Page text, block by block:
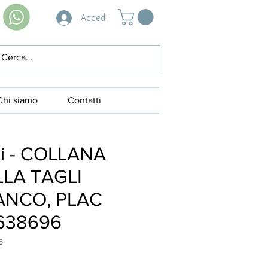
Accedi
siamo Contatti
- COLLANA
TAGLI
PLAC